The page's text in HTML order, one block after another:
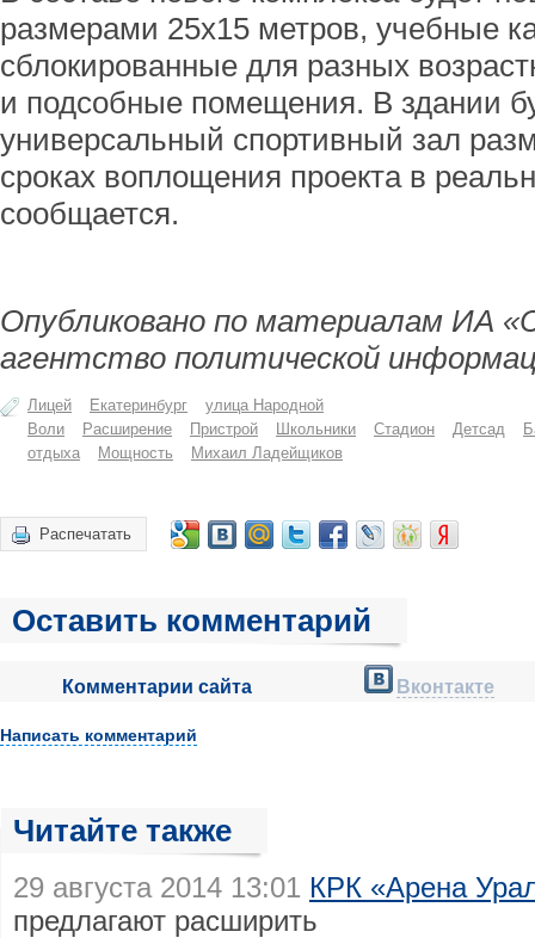
размерами 25х15 метров, учебные
сблокированные для разных
и подсобные помещения. В здании
универсальный спортивный зал
сроках воплощения проекта в
сообщается.
Опубликовано по материалам ИА
агентство политической
Лицей Екатеринбург
улица Народной
Воли
Расширение Пристрой Школьники Стадион Детсад
отдыха
Мощность Михаил Ладейщиков
Распечатать
Оставить комментарий
Комментарии сайта Вконтакте
Написать комментарий
Читайте также
29 августа 2014 13:01 КРК «Арена
предлагают расширить